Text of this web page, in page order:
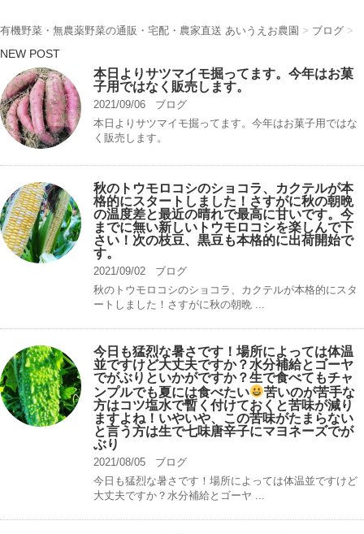
有機野菜・無農薬野菜の通販・宅配・農家直送 あいうえお農園 > ブログ >
NEW POST
本日よりサツマイモ掘ってます。今年はお菓
子用ではなく販売します。
2021/09/06
ブログ
本日よりサツマイモ掘ってます。今年はお菓子用ではな
く販売します。
秋のトウモロコシのショコラ、カクテルが本
格的にスタートしました！さすがに秋の朝晩
の温度差と最近の晴れで最高に甘いです。今
までに無い新しいトウモロコシを楽しんで下
さい！次の枝豆、黒豆も本格的に出荷開始で
す。
2021/09/02
ブログ
秋のトウモロコシのショコラ、カクテルが本格的にスタ
ートしました！さすがに秋の朝晩 ...
今日も猛烈な暑さです！場所によっては体温
並ですけど大丈夫ですか？水分補給とゴーヤ
でがぶりといかがですか？生で食べてもチャ
ンプルでも夏には食べたい
苦いのが苦手な
方はコツ塩水で暫く付けておくと苦味が減り
ますよね！いやいや、この苦味がたまらない
と言う方は生で七味唐辛子にマヨネーズでが
ぶり
2021/08/05
ブログ
今日も猛烈な暑さです！場所によっては体温並ですけど
大丈夫ですか？水分補給とゴーヤ ...